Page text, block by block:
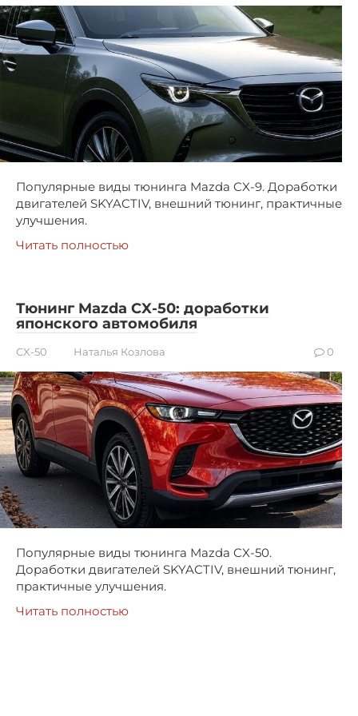
Популярные виды тюнинга Mazda CX-9. Доработки
двигателей SKYACTIV, внешний тюнинг, практичные
улучшения.
Читать полностью
Тюнинг Mazda CX-50: доработки
японского автомобиля
CX-50 Наталья Козлова 0
Популярные виды тюнинга Mazda CX-50.
Доработки двигателей SKYACTIV, внешний тюнинг,
практичные улучшения.
Читать полностью